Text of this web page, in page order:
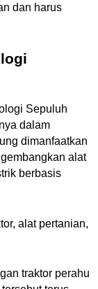
dan harus
Sepuluh
dalam
dimanfaatkan
alat
berbasis
alat pertanian,
traktor perahu